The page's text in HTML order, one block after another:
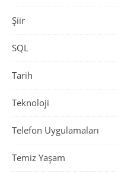
Şiir
SQL
Tarih
Teknoloji
Telefon Uygulamaları
Temiz Yaşam